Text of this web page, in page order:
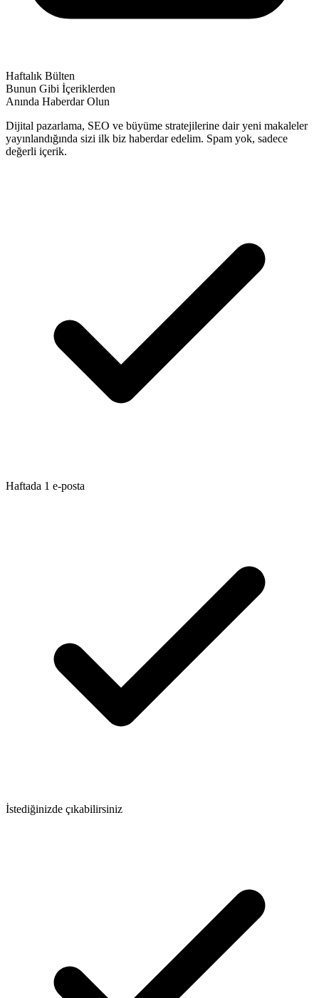
Haftalık Bülten
Bunun Gibi İçeriklerden
Anında Haberdar Olun
Dijital pazarlama, SEO ve büyüme stratejilerine dair yeni makaleler
yayınlandığında sizi ilk biz haberdar edelim. Spam yok, sadece
değerli içerik.
Haftada 1 e-posta
İstediğinizde çıkabilirsiniz